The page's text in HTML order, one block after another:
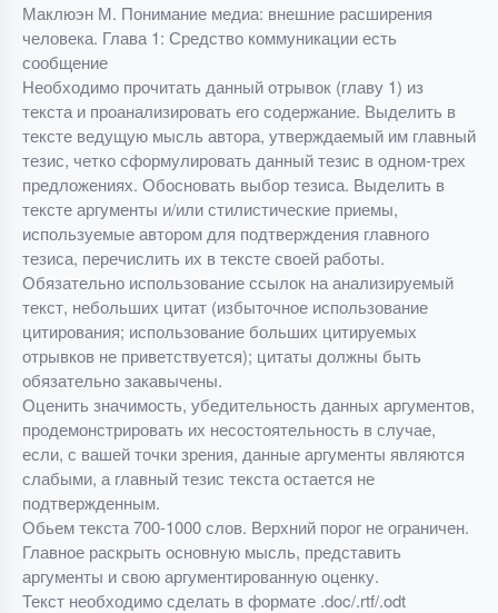
Маклюэн М. Понимание медиа: внешние расширения
человека. Глава 1: Средство коммуникации есть
сообщение
Необходимо прочитать данный отрывок (главу 1) из
текста и проанализировать его содержание. Выделить в
тексте ведущую мысль автора, утверждаемый им главный
тезис, четко сформулировать данный тезис в одном-трех
предложениях. Обосновать выбор тезиса. Выделить в
тексте аргументы и/или стилистические приемы,
используемые автором для подтверждения главного
тезиса, перечислить их в тексте своей работы.
Обязательно использование ссылок на анализируемый
текст, небольших цитат (избыточное использование
цитирования; использование больших цитируемых
отрывков не приветствуется); цитаты должны быть
обязательно закавычены.
Оценить значимость, убедительность данных аргументов,
продемонстрировать их несостоятельность в случае,
если, с вашей точки зрения, данные аргументы являются
слабыми, а главный тезис текста остается не
подтвержденным.
Обьем текста 700-1000 слов. Верхний порог не ограничен.
Главное раскрыть основную мысль, представить
аргументы и свою аргументированную оценку.
Текст необходимо сделать в формате .doc/.rtf/.odt